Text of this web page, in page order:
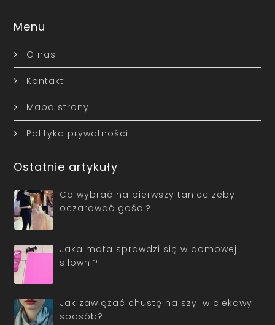
Menu
O nas
Kontakt
Mapa strony
Polityka prywatności
Ostatnie artykuły
Co wybrać na pierwszy taniec żeby
oczarować gości?
Jaka mata sprawdzi się w domowej
siłowni?
Jak zawiązać chustę na szyi w ciekawy
sposób?